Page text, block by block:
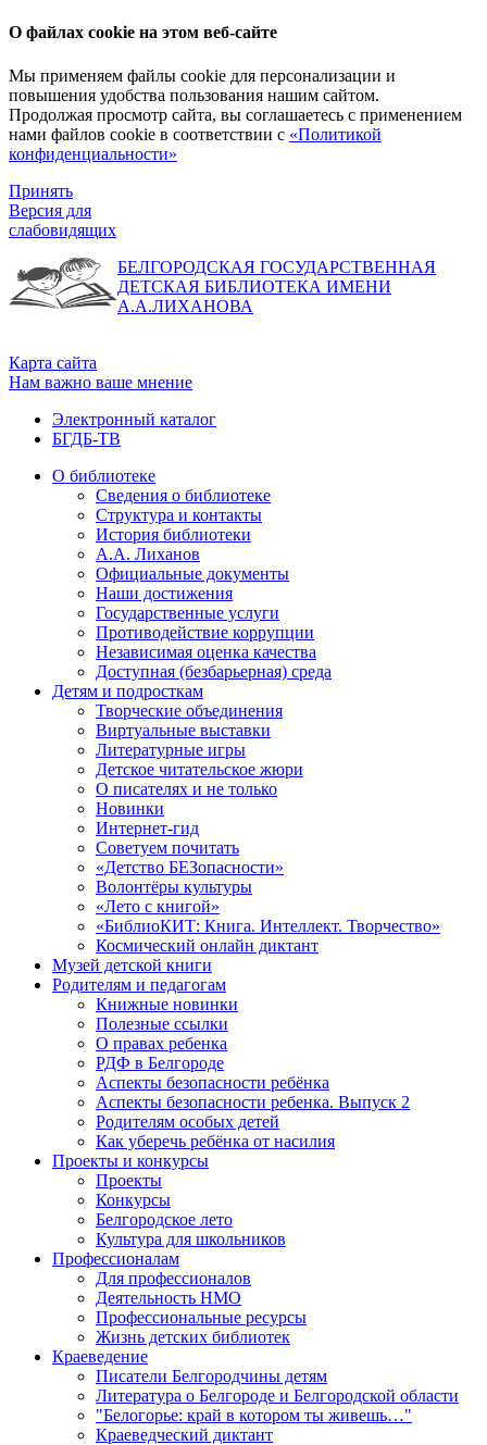
О файлах cookie на этом веб-сайте
Мы применяем файлы cookie для персонализации и
повышения удобства пользования нашим сайтом.
Продолжая просмотр сайта, вы соглашаетесь с применением
нами файлов cookie в соответствии с «Политикой
конфиденциальности»
Принять
Версия для
слабовидящих
БЕЛГОРОДСКАЯ ГОСУДАРСТВЕННАЯ
ДЕТСКАЯ БИБЛИОТЕКА ИМЕНИ
А.А.ЛИХАНОВА
Карта сайта
Нам важно ваше мнение
Электронный каталог
БГДБ-ТВ
О библиотеке
Сведения о библиотеке
Структура и контакты
История библиотеки
А.А. Лиханов
Официальные документы
Наши достижения
Государственные услуги
Противодействие коррупции
Независимая оценка качества
Доступная (безбарьерная) среда
Детям и подросткам
Творческие объединения
Виртуальные выставки
Литературные игры
Детское читательское жюри
О писателях и не только
Новинки
Интернет-гид
Советуем почитать
«Детство БЕЗопасности»
Волонтёры культуры
«Лето с книгой»
«БиблиоКИТ: Книга. Интеллект. Творчество»
Космический онлайн диктант
Музей детской книги
Родителям и педагогам
Книжные новинки
Полезные ссылки
О правах ребенка
РДФ в Белгороде
Аспекты безопасности ребёнка
Аспекты безопасности ребенка. Выпуск 2
Родителям особых детей
Как уберечь ребёнка от насилия
Проекты и конкурсы
Проекты
Конкурсы
Белгородское лето
Культура для школьников
Профессионалам
Для профессионалов
Деятельность НМО
Профессиональные ресурсы
Жизнь детских библиотек
Краеведение
Писатели Белгородчины детям
Литература о Белгороде и Белгородской области
"Белогорье: край в котором ты живешь…"
Краеведческий диктант